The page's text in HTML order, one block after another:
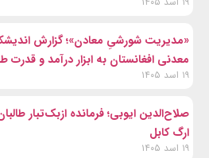
«مدیریت شورشیِ معادن»؛ گزارش
معدنی افغانستان به ابزار درآمد و قدرت
۱۹ اسد ۱۴۰۵
صلاح‌الدین ایوبی؛ فرمانده ازبک‌تبار
ارگ کابل
۱۹ اسد ۱۴۰۵